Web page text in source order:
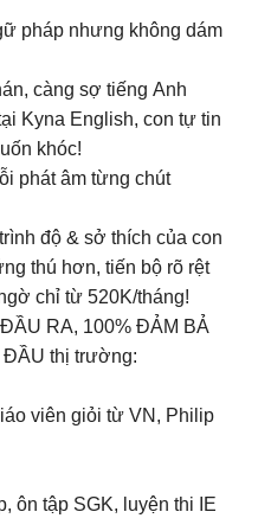
pháp nhưng không dám
càng sợ tiếng Anh
Kyna English, con tự tin
khóc!
phát âm từng chút
độ & sở thích của con
thú hơn, tiến bộ rõ rệt
chỉ từ 520K/tháng!
RA, 100% ĐẢM BẢ
ĐẦU thị trường:
viên giỏi từ VN, Philip
ôn tập SGK, luyện thi IE